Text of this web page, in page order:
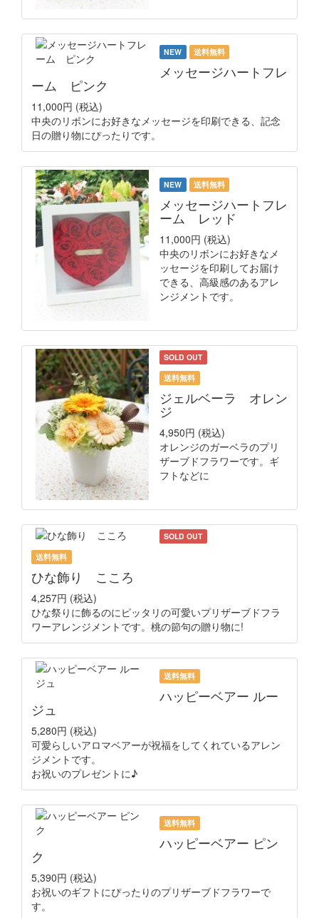
NEW 送料無料
メッセージハートフレ
ーム ピンク
11,000円 (税込)
中央のリボンにお好きなメッセージを印刷できる、記念
日の贈り物にぴったりです。
NEW 送料無料
メッセージハートフレ
ーム レッド
11,000円 (税込)
中央のリボンにお好きなメ
ッセージを印刷してお届け
できる、高級感のあるアレ
ンジメントです。
SOLD OUT
送料無料
ジェルベーラ オレン
ジ
4,950円 (税込)
オレンジのガーベラのプリ
ザーブドフラワーです。ギ
フトなどに
SOLD OUT
送料無料
ひな飾り こころ
4,257円 (税込)
ひな祭りに飾るのにピッタリの可愛いプリザーブドフラ
ワーアレンジメントです。桃の節句の贈り物に!
送料無料
ハッピーベアー ルー
ジュ
5,280円 (税込)
可愛らしいアロマベアーが祝福をしてくれているアレン
ジメントです。
お祝いのプレゼントに♪
送料無料
ハッピーベアー ピン
ク
5,390円 (税込)
お祝いのギフトにぴったりのプリザーブドフラワーで
す。